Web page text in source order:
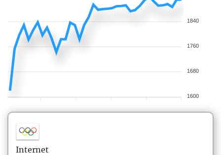
1840
1760
1680
1600
Internet